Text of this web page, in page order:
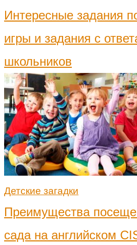
Интересные задания
игры и задания с
школьников
Детские загадки
Преимущества
сада на английском